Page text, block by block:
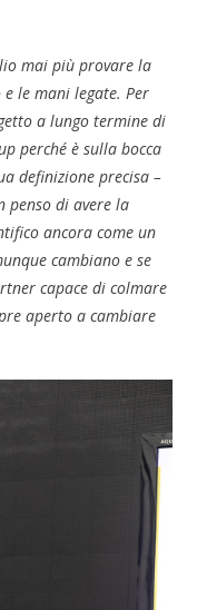
mai più provare la
le mani legate. Per
a lungo termine di
perché è sulla bocca
definizione precisa –
penso di avere la
ancora come un
cambiano e se
capace di colmare
aperto a cambiare